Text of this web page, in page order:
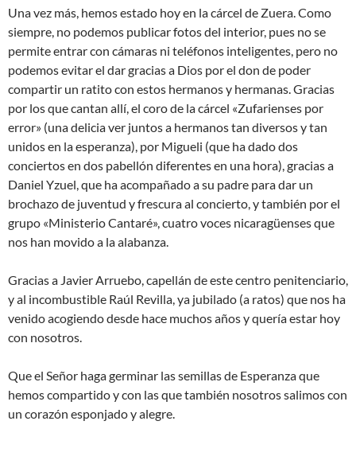
Una vez más, hemos estado hoy en la cárcel de Zuera. Como
siempre, no podemos publicar fotos del interior, pues no se
permite entrar con cámaras ni teléfonos inteligentes, pero no
podemos evitar el dar gracias a Dios por el don de poder
compartir un ratito con estos hermanos y hermanas. Gracias
por los que cantan allí, el coro de la cárcel «Zufarienses por
error» (una delicia ver juntos a hermanos tan diversos y tan
unidos en la esperanza), por Migueli (que ha dado dos
conciertos en dos pabellón diferentes en una hora), gracias a
Daniel Yzuel, que ha acompañado a su padre para dar un
brochazo de juventud y frescura al concierto, y también por el
grupo «Ministerio Cantaré», cuatro voces nicaragüenses que
nos han movido a la alabanza.
Gracias a Javier Arruebo, capellán de este centro penitenciario,
y al incombustible Raúl Revilla, ya jubilado (a ratos) que nos ha
venido acogiendo desde hace muchos años y quería estar hoy
con nosotros.
Que el Señor haga germinar las semillas de Esperanza que
hemos compartido y con las que también nosotros salimos con
un corazón esponjado y alegre.